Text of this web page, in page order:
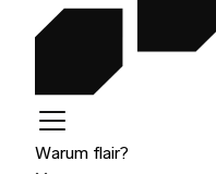
Warum flair?